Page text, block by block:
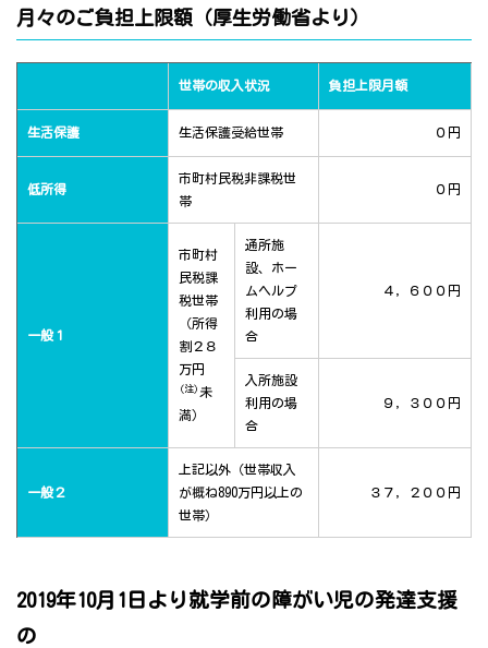
月々のご負担上限額（厚生労働省より）
世帯の収入状況 負担上限月額
生活保護 生活保護受給世帯 ０円
低所得
市町村民税非課税世
帯
０円
一般１
市町村
民税課
税世帯
（所得
割２８
万円
(注) 未
満）
通所施
設、ホー
ムヘルプ
利用の場
合
４，６００円
入所施設
利用の場
合
９，３００円
一般２
上記以外（世帯収入
が概ね890万円以上の
世帯）
３７，２００円
2019年10月1日より就学前の障がい児の発達支援
の